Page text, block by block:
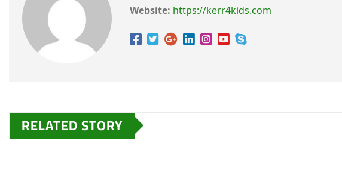
Website: https://kerr4kids.com
RELATED STORY